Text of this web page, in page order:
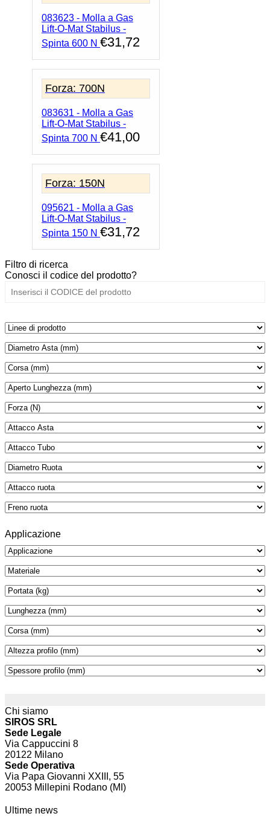
083623 - Molla a Gas
Lift-O-Mat Stabilus -
Spinta 600 N €31,72
Forza: 700N
083631 - Molla a Gas
Lift-O-Mat Stabilus -
Spinta 700 N €41,00
Forza: 150N
095621 - Molla a Gas
Lift-O-Mat Stabilus -
Spinta 150 N €31,72
Filtro di ricerca
Conosci il codice del prodotto?
Applicazione
Chi siamo
SIROS SRL
Sede Legale
Via Cappuccini 8
20122 Milano
Sede Operativa
Via Papa Giovanni XXIII, 55
20053 Millepini Rodano (MI)
Ultime news